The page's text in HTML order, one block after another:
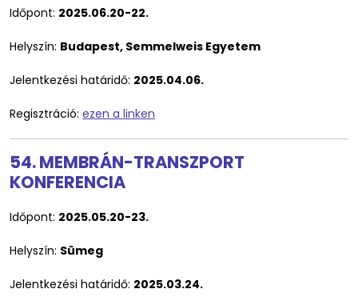
Időpont: 2025.06.20-22.
Helyszín: Budapest, Semmelweis Egyetem
Jelentkezési határidő: 2025.04.06.
Regisztráció: ezen a linken
54. MEMBRÁN-TRANSZPORT
KONFERENCIA
Időpont: 2025.05.20-23.
Helyszín: Sümeg
Jelentkezési határidő: 2025.03.24.